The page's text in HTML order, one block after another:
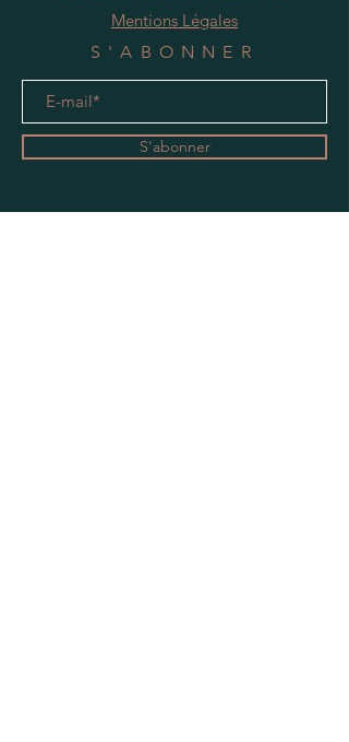
Mentions Légales
S'ABONNER
S'abonner